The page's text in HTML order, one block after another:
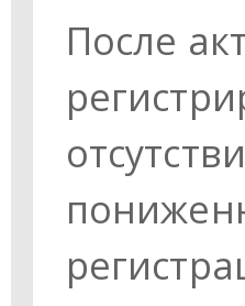
После